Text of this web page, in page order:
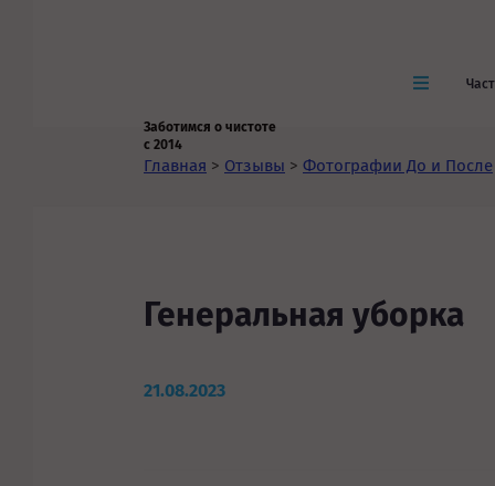
Заботимся о чистоте
с 2014
Главная > Отзывы > Фотографии До и После
Генеральная уборка
21.08.2023